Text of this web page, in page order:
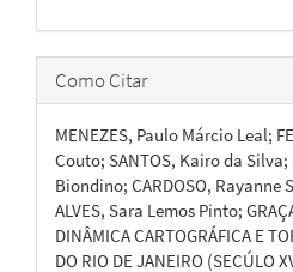
Como Citar
MENEZES, Paulo Márcio Leal;
Couto; SANTOS, Kairo da Silva;
Biondino; CARDOSO, Rayanne
ALVES, Sara Lemos Pinto;
DINÂMICA CARTOGRÁFICA E
DO RIO DE JANEIRO (SECÚLO